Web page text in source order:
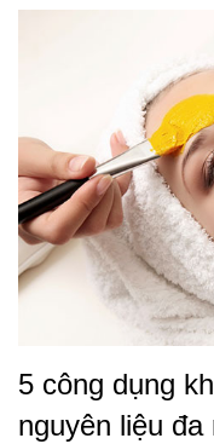
5 công dụng
nguyên liệu đa